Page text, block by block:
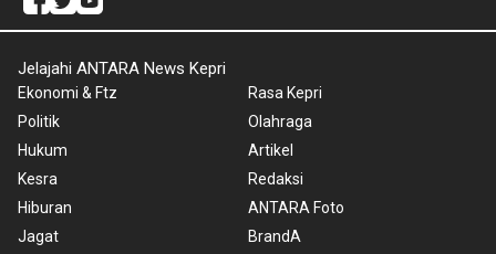
Jelajahi ANTARA News Kepri
Ekonomi & Ftz
Politik
Hukum
Kesra
Hiburan
Jagat
Rasa Kepri
Olahraga
Artikel
Redaksi
ANTARA Foto
BrandA